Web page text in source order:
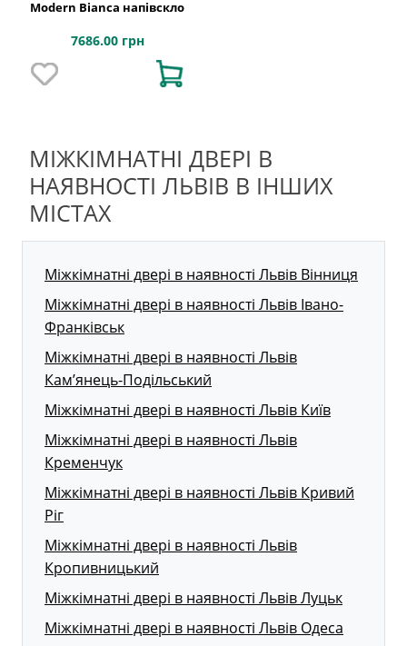
Modern Bianca напівскло
7686.00 грн
МІЖКІМНАТНІ ДВЕРІ В
НАЯВНОСТІ ЛЬВІВ В ІНШИХ
МІСТАХ
Міжкімнатні двері в наявності Львів Вінниця
Міжкімнатні двері в наявності Львів Івано-
Франківськ
Міжкімнатні двері в наявності Львів
Кам’янець-Подільський
Міжкімнатні двері в наявності Львів Київ
Міжкімнатні двері в наявності Львів
Кременчук
Міжкімнатні двері в наявності Львів Кривий
Ріг
Міжкімнатні двері в наявності Львів
Кропивницький
Міжкімнатні двері в наявності Львів Луцьк
Міжкімнатні двері в наявності Львів Одеса